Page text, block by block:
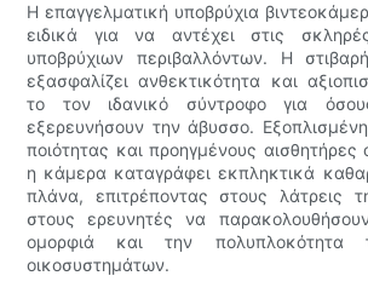
Η επαγγελματική υποβρύχια
ειδικά για να αντέχει στις
υποβρύχιων περιβαλλόντων. Η
εξασφαλίζει ανθεκτικότητα και
το τον ιδανικό σύντροφο για
εξερευνήσουν την άβυσσο.
ποιότητας και προηγμένους αισθητήρες
η κάμερα καταγράφει εκπληκτικά
πλάνα, επιτρέποντας στους λάτρεις
στους ερευνητές να
ομορφιά και την πολυπλοκότητα
οικοσυστημάτων.